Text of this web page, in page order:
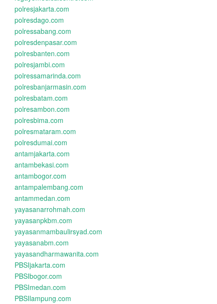
polresjakarta.com
polresdago.com
polressabang.com
polresdenpasar.com
polresbanten.com
polresjambi.com
polressamarinda.com
polresbanjarmasin.com
polresbatam.com
polresambon.com
polresbima.com
polresmataram.com
polresdumai.com
antamjakarta.com
antambekasi.com
antambogor.com
antampalembang.com
antammedan.com
yayasanarrohmah.com
yayasanpkbm.com
yayasanmambaulirsyad.com
yayasanabm.com
yayasandharmawanita.com
PBSIjakarta.com
PBSIbogor.com
PBSImedan.com
PBSIlampung.com